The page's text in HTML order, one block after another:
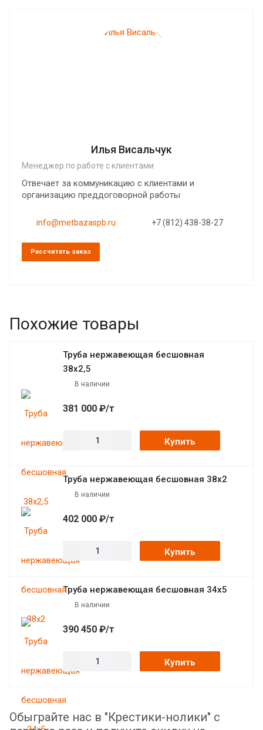
Илья Висальчук
Менеджер по работе с клиентами
Отвечает за коммуникацию с клиентами и
организацию преддоговорной работы
info@metbazaspb.ru +7 (812) 438-38-27
Рассчитать заказ
Похожие товары
Труба нержавеющая бесшовная
38х2,5
В наличии
381 000 ₽/т
Купить
Труба нержавеющая бесшовная 38х2
В наличии
402 000 ₽/т
Купить
Труба нержавеющая бесшовная 34х5
В наличии
390 450 ₽/т
Купить
Обыграйте нас в "Крестики-нолики" с